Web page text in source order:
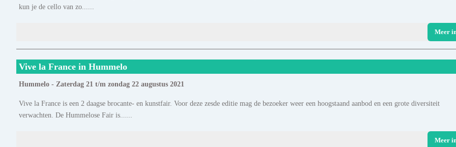
kun je de cello van zo......
Meer
Vive la France in Hummelo
Hummelo - Zaterdag 21 t/m zondag 22 augustus 2021
Vive la France is een 2 daagse brocante- en kunstfair. Voor deze zesde editie mag de bezoeker weer een hoogstaand aanbod en een grote diversiteit
verwachten. De Hummelose Fair is......
Meer